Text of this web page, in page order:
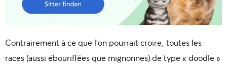
Contrairement à ce que l’on pourrait croire, toutes les
races (aussi ébouriffées que mignonnes) de type « doodle »